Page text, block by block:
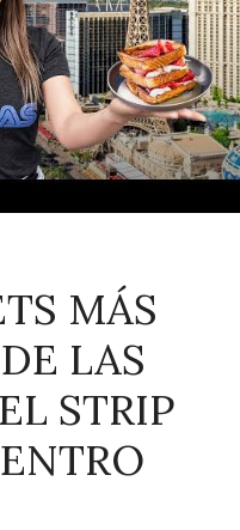
MÁS
LAS
STRIP